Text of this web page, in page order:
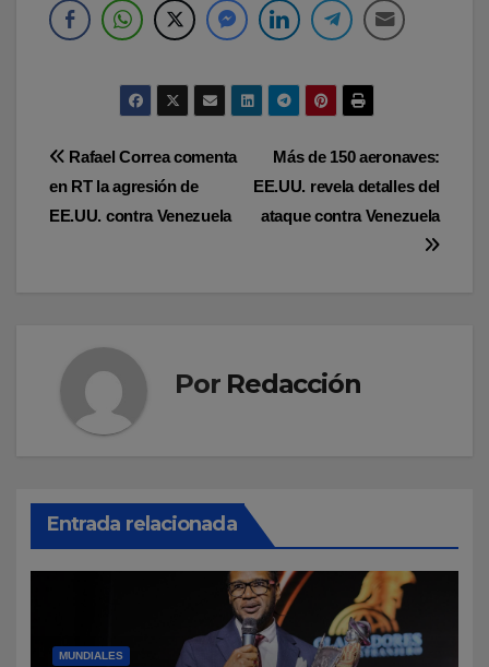
Navegación
de
Más de 150 aeronaves:
EE.UU. revela detalles del
ataque contra Venezuela
Rafael Correa comenta
en RT la agresión de
EE.UU. contra Venezuela
Por Redacción
Entrada relacionada
MUNDIALES